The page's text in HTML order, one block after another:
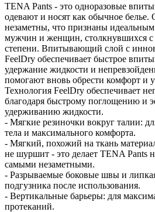
TENA Pants - это одноразовые
одевают и носят как обычное белье.
незаметны, что признаны
мужчин и женщин, столкнувшихся с
степени. Впитывающий слой с
FeelDry обеспечивает быстрое
удержание жидкости и
помогают вновь обрести комфорт и
Технология FeelDry обеспечивает
благодаря быстрому поглощению и
удерживанию жидкости.
- Мягкие резиночки вокруг талии:
тела и максимального комфорта.
- Мягкий, похожий на ткань
не шуршит - это делает TENA Pants
самыми незаметными.
- Разрываемые боковые швы и
подгузника после использования.
- Вертикальные барьеры: для
протеканий.